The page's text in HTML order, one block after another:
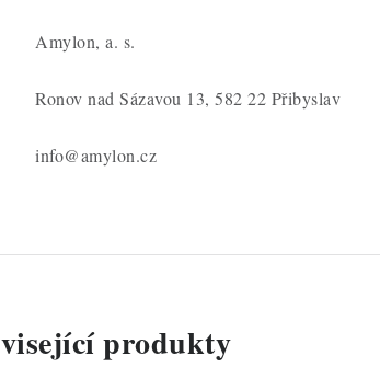
Amylon, a. s.
Ronov nad Sázavou 13, 582 22 Přibyslav
info@amylon.cz
produkty